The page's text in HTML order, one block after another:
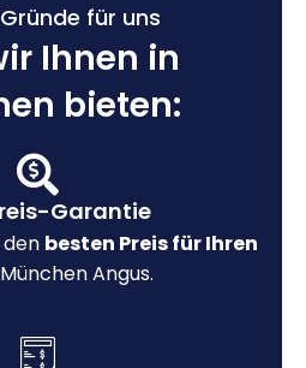
für uns
Ihnen in
bieten:
Garantie
den besten Preis für Ihren
München Angus.